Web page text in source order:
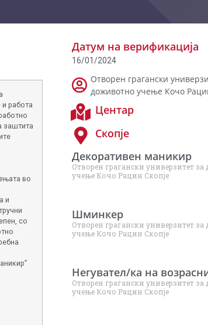
работа
заштита
во
и
со
Датум на верификација
16/01/2024
Отворен грагански
доживотно учење Кочо
Центар
Скопје
Декоративен маникир
Отворен грагански универзитет
учење Кочо Рацин Скопје
Шминкер
Отворен грагански универзитет
учење Кочо Рацин Скопје
Негувател/ка на
Отворен грагански универзитет
учење Кочо Рацин Скопје